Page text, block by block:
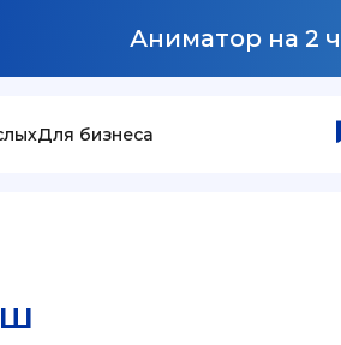
Аниматор на 2
Для бизнеса